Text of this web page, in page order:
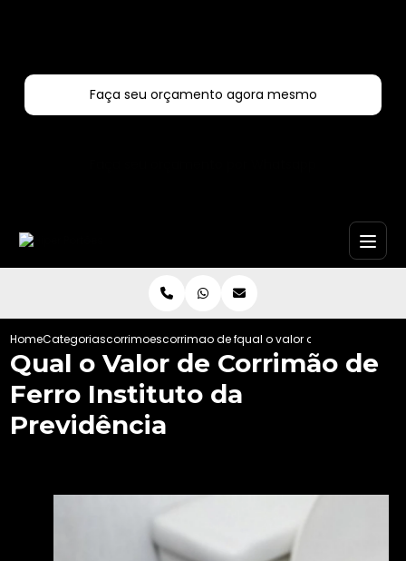
Faça seu orçamento agora mesmo
HomeCategoriascorrimoescorrimao de ferroqual o valor de corrimao de
Qual o Valor de Corrimão de
Ferro Instituto da
Previdência